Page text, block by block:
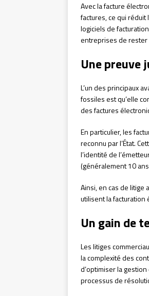
Avec la facture
factures, ce qui
logiciels de
entreprises de rester
Une preuve
L’un des principaux
fossiles est qu’elle
des factures
En particulier, les
reconnu par l’État.
l’identité de
(généralement 10
Ainsi, en cas de litige
utilisent la
Un gain de
Les litiges
la complexité des
d’optimiser la
processus de